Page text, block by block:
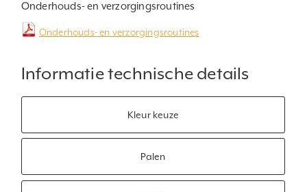
Onderhouds- en verzorgingsroutines
Onderhouds- en verzorgingsroutines
Informatie technische details
Kleur keuze
Palen